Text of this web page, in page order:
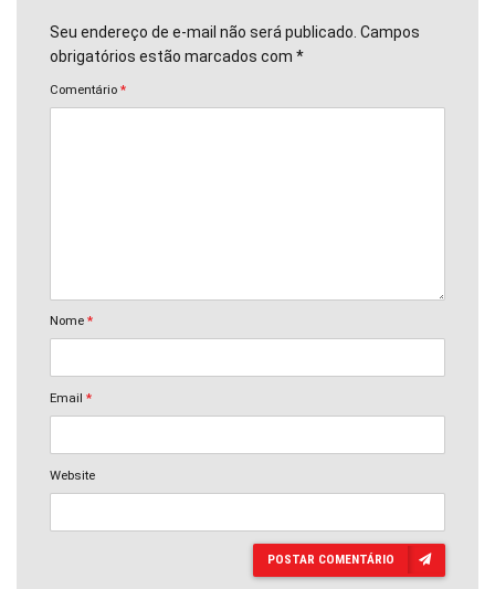
Seu endereço de e-mail não será publicado. Campos
obrigatórios estão marcados com *
Comentário *
Nome *
Email *
Website
POSTAR COMENTÁRIO